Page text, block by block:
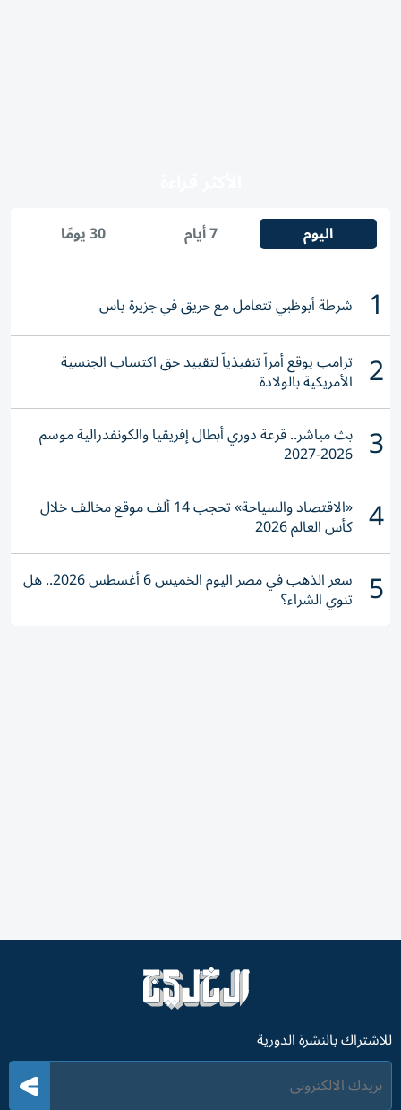
اليوم 7 أيام 30 يومًا
1 شرطة أبوظبي تتعامل مع حريق في جزيرة ياس
2 ترامب يوقع أمراً تنفيذياً لتقييد حق اكتساب الجنسية
الأمريكية بالولادة
3 بث مباشر.. قرعة دوري أبطال إفريقيا والكونفدرالية موسم
2026-2027
4 «الاقتصاد والسياحة» تحجب 14 ألف موقع مخالف خلال
كأس العالم 2026
5 سعر الذهب في مصر اليوم الخميس 6 أغسطس 2026.. هل
تنوي الشراء؟
للاشتراك بالنشرة الدورية